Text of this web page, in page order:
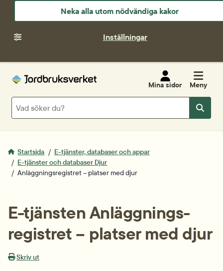
Neka alla utom nödvändiga kakor
Inställningar
Mina sidor Meny
Sök
Sök
Startsida
E-tjänster, databaser och appar
E-tjänster och databaser Djur
Anläggningsregistret – platser med djur
E-tjänsten Anläggnings­
registret – platser med djur
Skriv ut